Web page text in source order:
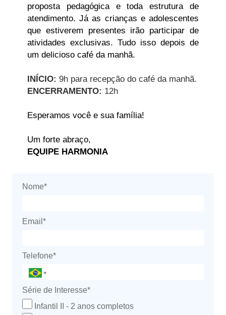
proposta pedagógica e toda estrutura de
atendimento. Já as crianças e adolescentes
que estiverem presentes irão participar de
atividades exclusivas. Tudo isso depois de
um delicioso café da manhã.
INÍCIO: 9h para recepção do café da manhã.
ENCERRAMENTO: 12h
Esperamos você e sua família!
Um forte abraço,
EQUIPE HARMONIA
Nome*
Email*
Telefone*
Série de Interesse*
Infantil II - 2 anos completos